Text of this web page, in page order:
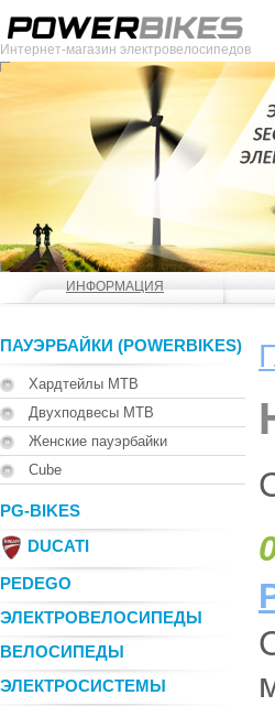
Интернет-магазин электровелосипедов
ИНФОРМАЦИЯ
ПАУЭРБАЙКИ (POWERBIKES)
Хардтейлы MTB
Двухподвесы MTB
Женские пауэрбайки
Cube
PG-BIKES
DUCATI
PEDEGO
ЭЛЕКТРОВЕЛОСИПЕДЫ
ВЕЛОСИПЕДЫ
ЭЛЕКТРОСИСТЕМЫ